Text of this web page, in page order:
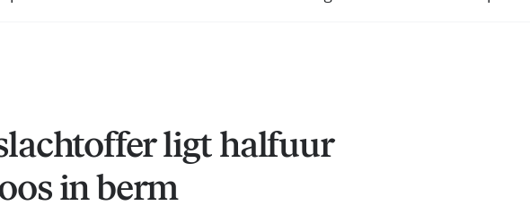
ligt halfuur
in berm